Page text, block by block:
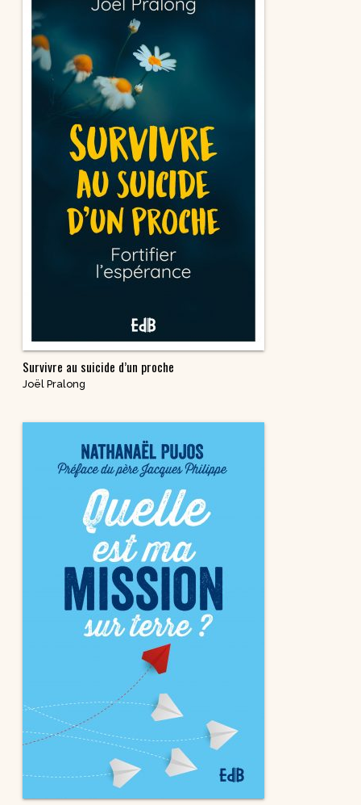
Survivre au suicide d’un proche
Joël Pralong